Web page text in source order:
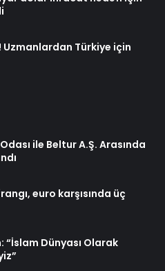
Uzmanlardan Türkiye için
ile Beltur A.Ş. Arasında
euro karşısında üç
“İslam Dünyası Olarak